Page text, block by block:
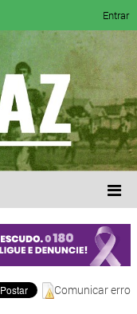
Entrar
Comunicar erro